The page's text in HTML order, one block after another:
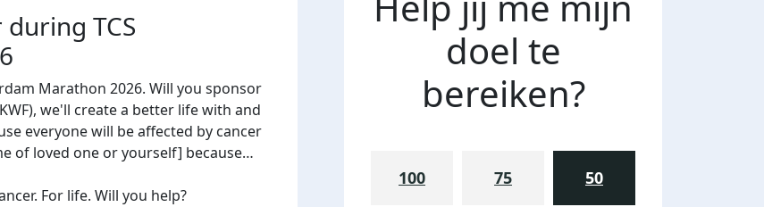
TCS
Marathon 2026. Will you sponsor
we'll create a better life with and
everyone will be affected by cancer
of loved one or yourself] because…
For life. Will you help?
doel te
bereiken?
100 75 50